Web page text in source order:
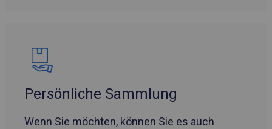
Persönliche Sammlung
Wenn Sie möchten, können Sie es auch